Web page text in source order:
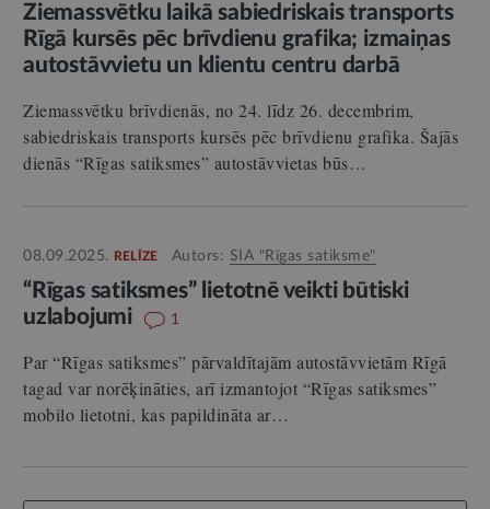
Ziemassvētku laikā sabiedriskais transports
Rīgā kursēs pēc brīvdienu grafika; izmaiņas
autostāvvietu un klientu centru darbā
Ziemassvētku brīvdienās, no 24. līdz 26. decembrim,
sabiedriskais transports kursēs pēc brīvdienu grafika. Šajās
dienās “Rīgas satiksmes” autostāvvietas būs…
08.09.2025. RELĪZE Autors: SIA "Rīgas satiksme"
“Rīgas satiksmes” lietotnē veikti būtiski
uzlabojumi
1
Par “Rīgas satiksmes” pārvaldītajām autostāvvietām Rīgā
tagad var norēķināties, arī izmantojot “Rīgas satiksmes”
mobilo lietotni, kas papildināta ar…